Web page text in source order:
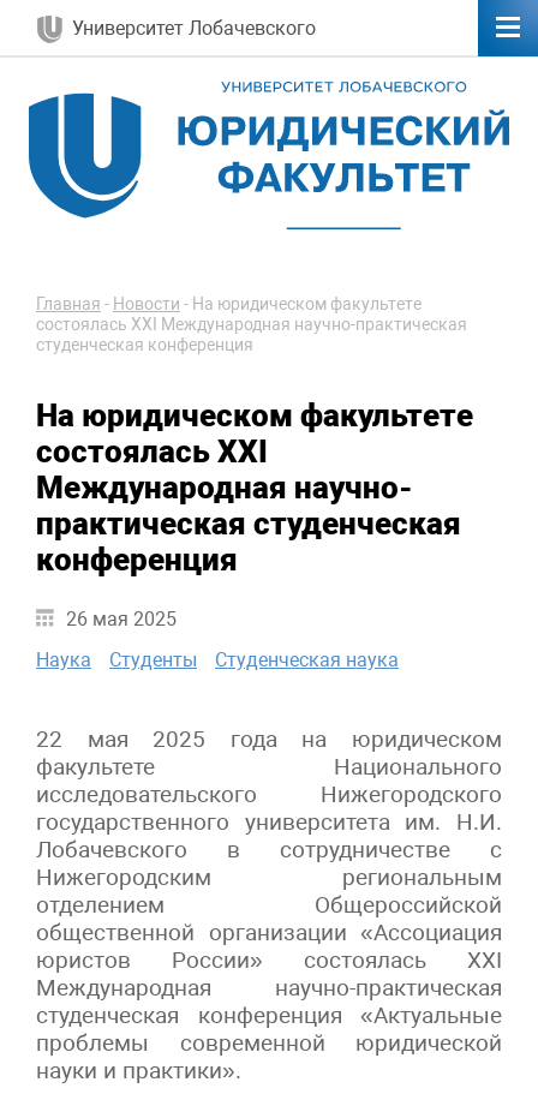
Университет Лобачевского
Главная - Новости - На юридическом факультете
состоялась XXI Международная научно-практическая
студенческая конференция
На юридическом факультете
состоялась XXI
Международная научно-
практическая студенческая
конференция
26 мая 2025
Наука
Студенты Студенческая наука
22 мая 2025 года на юридическом
факультете Национального
исследовательского Нижегородского
государственного университета им. Н.И.
Лобачевского в сотрудничестве с
Нижегородским региональным
отделением Общероссийской
общественной организации «Ассоциация
юристов России» состоялась XXI
Международная научно-практическая
студенческая конференция «Актуальные
проблемы современной юридической
науки и практики».